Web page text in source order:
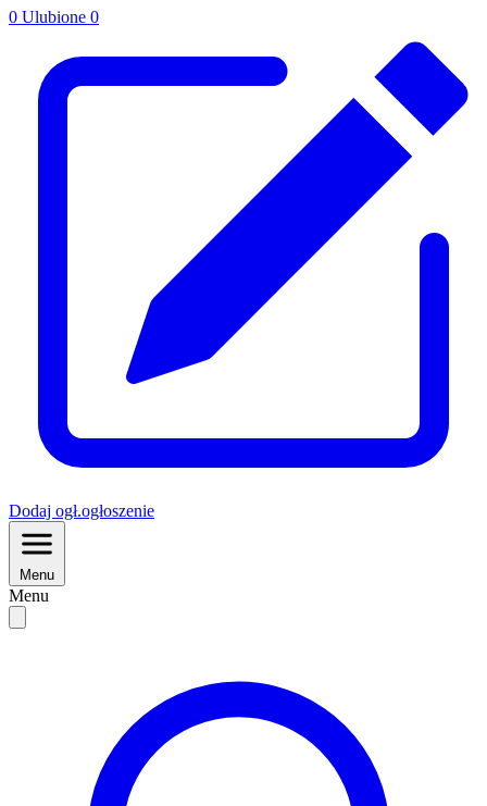
0 Ulubione 0
Dodaj ogł.ogłoszenie
Menu
Menu